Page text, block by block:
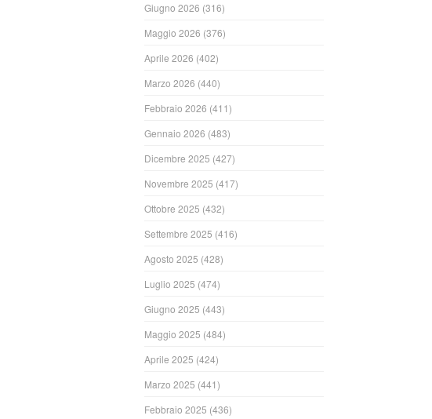
Giugno 2026 (316)
Maggio 2026 (376)
Aprile 2026 (402)
Marzo 2026 (440)
Febbraio 2026 (411)
Gennaio 2026 (483)
Dicembre 2025 (427)
Novembre 2025 (417)
Ottobre 2025 (432)
Settembre 2025 (416)
Agosto 2025 (428)
Luglio 2025 (474)
Giugno 2025 (443)
Maggio 2025 (484)
Aprile 2025 (424)
Marzo 2025 (441)
Febbraio 2025 (436)